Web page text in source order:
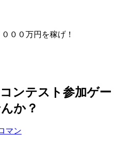
００万円を稼げ！
ンテスト参加ゲー
か？